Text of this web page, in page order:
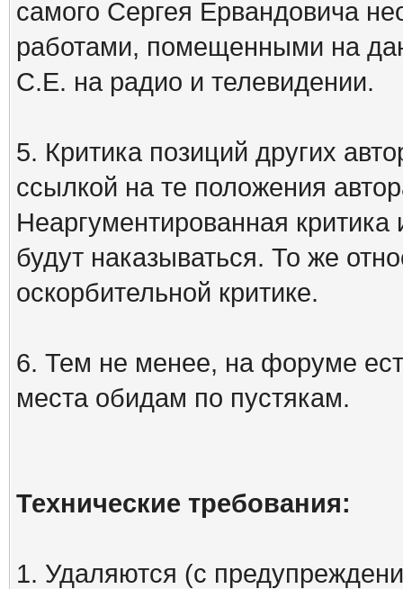
самого Сергея Ервандовича
работами, помещенными на
С.Е. на радио и телевидении.
5. Критика позиций других
ссылкой на те положения
Неаргументированная
будут наказываться. То же
оскорбительной критике.
6. Тем не менее, на форуме
места обидам по пустякам.
Технические требования:
1. Удаляются (с